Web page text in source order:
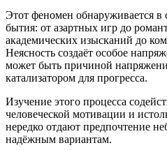
Этот феномен обнаруживается
бытия: от азартных игр до
академических изысканий до
Неясность создаёт особое
может быть причиной
катализатором для прогресса.
Изучение этого процесса
человеческой мотивации и
нередко отдают предпочтение
надёжным вариантам.